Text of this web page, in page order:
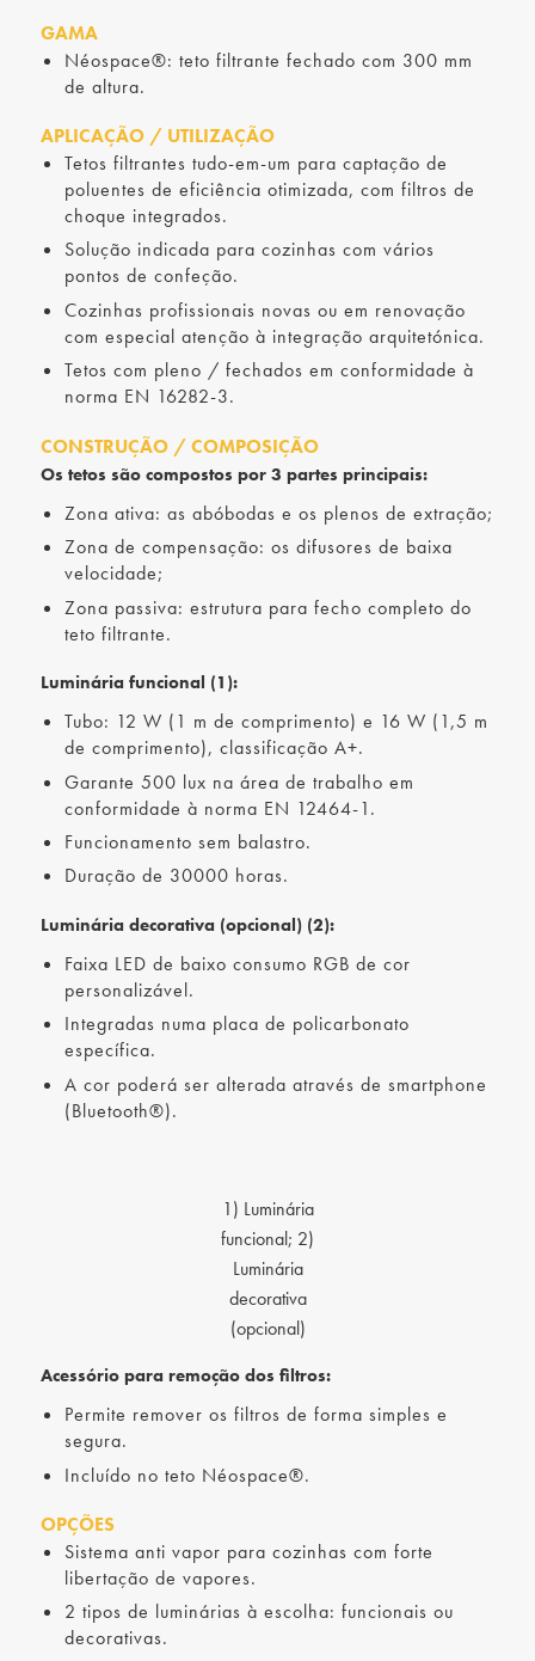
GAMA
Néospace®: teto filtrante fechado com 300 mm
de altura.
APLICAÇÃO / UTILIZAÇÃO
Tetos filtrantes tudo-em-um para captação de
poluentes de eficiência otimizada, com filtros de
choque integrados.
Solução indicada para cozinhas com vários
pontos de confeção.
Cozinhas profissionais novas ou em renovação
com especial atenção à integração arquitetónica.
Tetos com pleno / fechados em conformidade à
norma EN 16282-3.
CONSTRUÇÃO / COMPOSIÇÃO
Os tetos são compostos por 3 partes principais:
Zona ativa: as abóbodas e os plenos de extração;
Zona de compensação: os difusores de baixa
velocidade;
Zona passiva: estrutura para fecho completo do
teto filtrante.
Luminária funcional (1):
Tubo: 12 W (1 m de comprimento) e 16 W (1,5 m
de comprimento), classificação A+.
Garante 500 lux na área de trabalho em
conformidade à norma EN 12464-1.
Funcionamento sem balastro.
Duração de 30000 horas.
Luminária decorativa (opcional) (2):
Faixa LED de baixo consumo RGB de cor
personalizável.
Integradas numa placa de policarbonato
específica.
A cor poderá ser alterada através de smartphone
(Bluetooth®).
1) Luminária
funcional; 2)
Luminária
decorativa
(opcional)
Acessório para remoção dos filtros:
Permite remover os filtros de forma simples e
segura.
Incluído no teto Néospace®.
OPÇÕES
Sistema anti vapor para cozinhas com forte
libertação de vapores.
2 tipos de luminárias à escolha: funcionais ou
decorativas.